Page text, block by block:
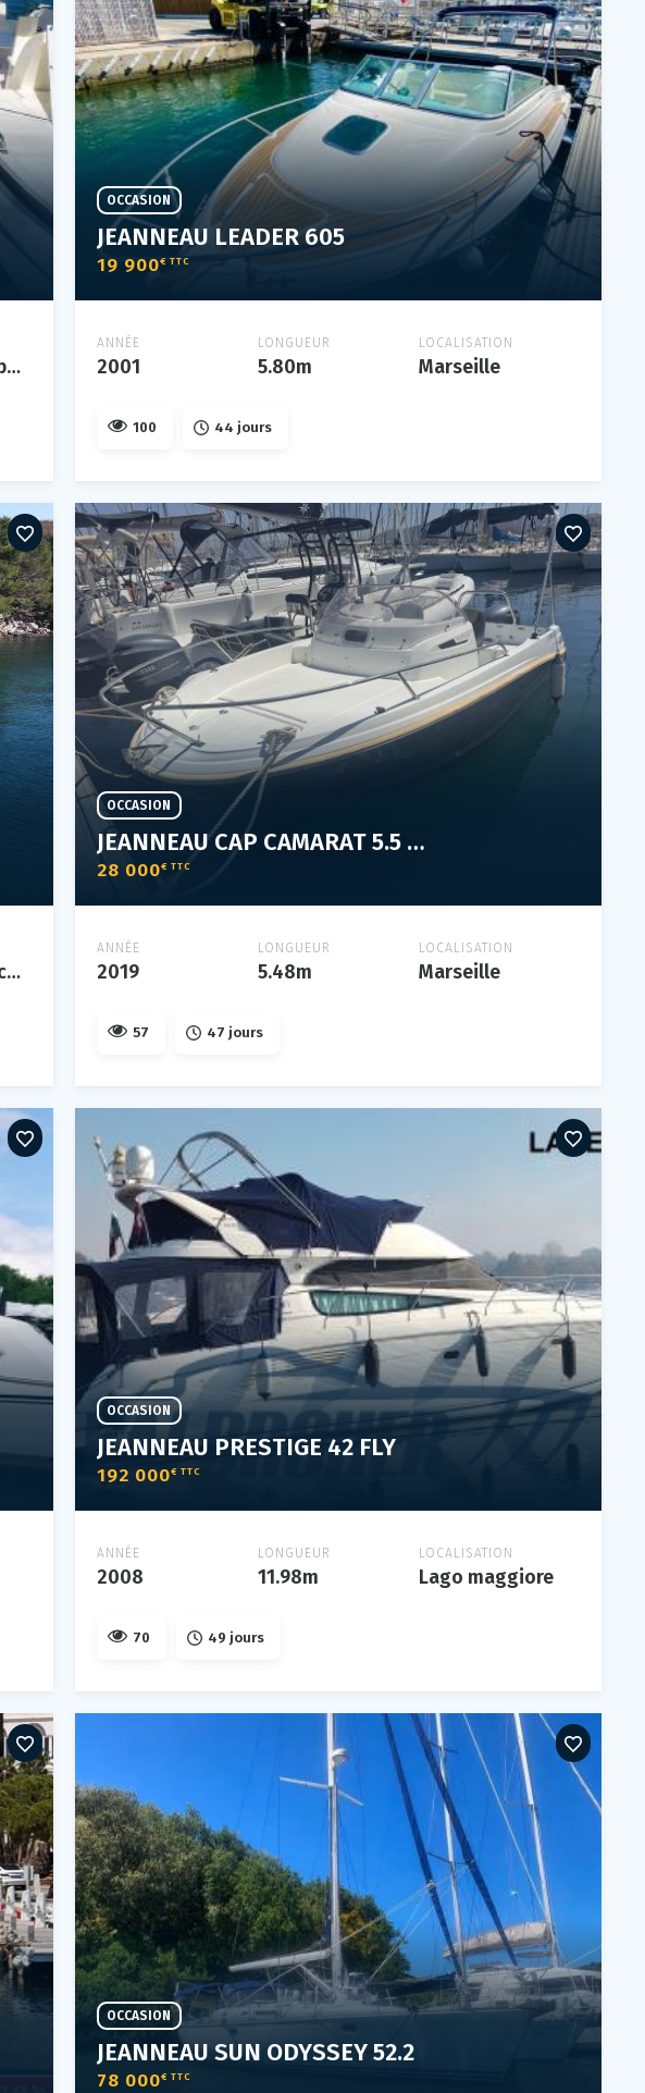
Saint-Jean-Cap-Ferrat
JEANNEAU LEADER 605
19 900€ TTC
OCCASION
ANNÉE
2001
LONGUEUR
5.80m
LOCALISATION
Marseille
100 44 jours
Middle adriatic, croatia
JEANNEAU CAP CAMARAT 5.5 WA-2
28 000€ TTC
OCCASION
ANNÉE
2019
LONGUEUR
5.48m
LOCALISATION
Marseille
57 47 jours
JEANNEAU PRESTIGE 42 FLY
192 000€ TTC
OCCASION
ANNÉE
2008
LONGUEUR
11.98m
LOCALISATION
Lago maggiore
70 49 jours
JEANNEAU SUN ODYSSEY 52.2
78 000€ TTC
OCCASION